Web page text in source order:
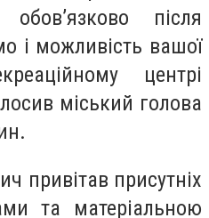
після
і можливість вашої
центрі
міський голова
привітав присутніх
та матеріальною